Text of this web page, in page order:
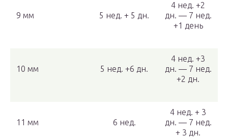
9 мм 5 нед. + 5 дн.
4 нед. +2
дн. — 7 нед.
+1 день
10 мм 5 нед. +6 дн.
4 нед. +3
дн. — 7 нед.
+2 дн.
11 мм 6 нед.
4 нед. + 3
дн. — 7 нед.
+ 3 дн.